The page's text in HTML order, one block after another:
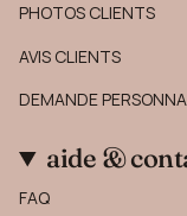
PHOTOS CLIENTS
AVIS CLIENTS
DEMANDE
aide &
FAQ